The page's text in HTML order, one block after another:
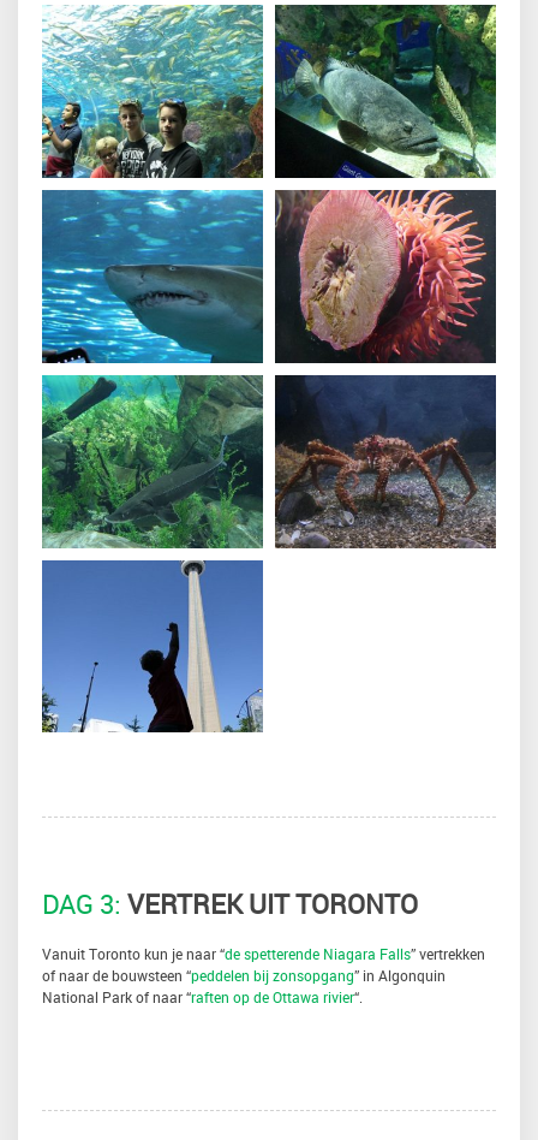
DAG 3: VERTREK UIT TORONTO
Vanuit Toronto kun je naar “de spetterende Niagara Falls” vertrekken
of naar de bouwsteen “peddelen bij zonsopgang” in Algonquin
National Park of naar “raften op de Ottawa rivier“.